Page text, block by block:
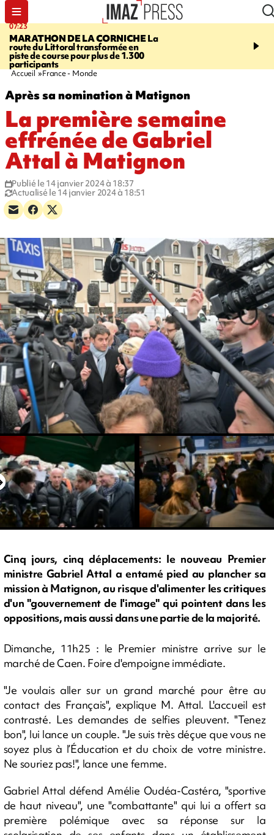
07:23
MARATHON DE LA CORNICHELa
route du Littoral transformée en
piste de course pour plus de 1.300
participants
08:37
braderie de l'océan
Accueil France - Monde
Après sa nomination à Matignon
La première semaine
effrénée de Gabriel
Attal à Matignon
Publié le 14 janvier 2024 à 18:37
Actualisé le 14 janvier 2024 à 18:51
Cinq jours, cinq déplacements: le nouveau Premier
ministre Gabriel Attal a entamé pied au plancher sa
mission à Matignon, au risque d'alimenter les critiques
d'un "gouvernement de l'image" qui pointent dans les
oppositions, mais aussi dans une partie de la majorité.
Dimanche, 11h25 : le Premier ministre arrive sur le
marché de Caen. Foire d'empoigne immédiate.
"Je voulais aller sur un grand marché pour être au
contact des Français", explique M. Attal. L'accueil est
contrasté. Les demandes de selfies pleuvent. "Tenez
bon", lui lance un couple. "Je suis très déçue que vous ne
soyez plus à l’Éducation et du choix de votre ministre.
Ne souriez pas!", lance une femme.
Gabriel Attal défend Amélie Oudéa-Castéra, "sportive
de haut niveau", une "combattante" qui lui a offert sa
première polémique avec sa réponse sur la